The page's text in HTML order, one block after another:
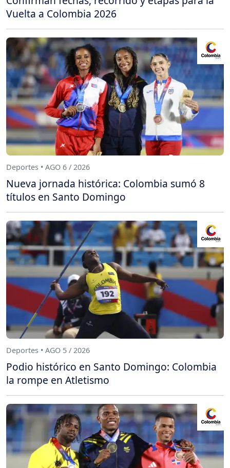
Vuelta a Colombia 2026
Deportes • AGO 6 / 2026
Nueva jornada histórica: Colombia sumó 8
títulos en Santo Domingo
Deportes • AGO 5 / 2026
Podio histórico en Santo Domingo: Colombia
la rompe en Atletismo